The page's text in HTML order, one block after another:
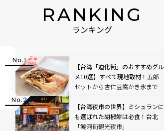
RANKING
ランキング
【台湾「迪化街」のおすすめグル
メ10選】すべて現地取材！五郎
セットから杏仁豆腐かき氷まで
【台湾夜市の世界】ミシュランに
も選ばれた胡椒餅は必食！台北
「饒河街観光夜市」